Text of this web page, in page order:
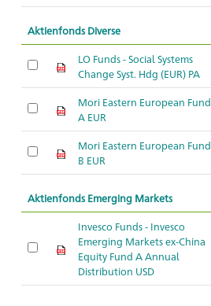
Aktienfonds Diverse
LO Funds - Social Systems
Change Syst. Hdg (EUR) PA
Mori Eastern European Fund
A EUR
Mori Eastern European Fund
B EUR
Aktienfonds Emerging Markets
Invesco Funds - Invesco
Emerging Markets ex-China
Equity Fund A Annual
Distribution USD